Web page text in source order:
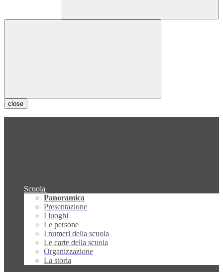
close
Scuola
Panoramica
Presentazione
I luoghi
Le persone
I numeri della scuola
Le carte della scuola
Organizzazione
La storia